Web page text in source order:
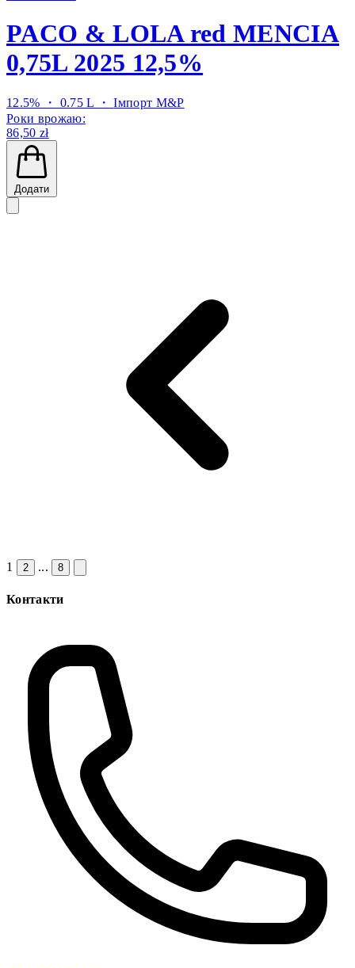
PACO & LOLA red MENCIA
0,75L 2025 12,5%
12.5% ・ 0.75 L ・Імпорт M&P
Роки врожаю:
86,50 zł
Додати
1 2 ... 8
Контакти